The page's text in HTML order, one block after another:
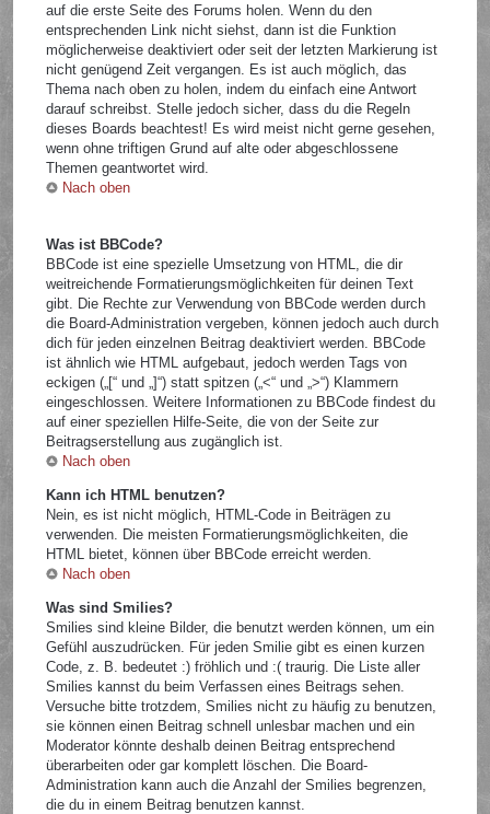
auf die erste Seite des Forums holen. Wenn du den
entsprechenden Link nicht siehst, dann ist die Funktion
möglicherweise deaktiviert oder seit der letzten Markierung ist
nicht genügend Zeit vergangen. Es ist auch möglich, das
Thema nach oben zu holen, indem du einfach eine Antwort
darauf schreibst. Stelle jedoch sicher, dass du die Regeln
dieses Boards beachtest! Es wird meist nicht gerne gesehen,
wenn ohne triftigen Grund auf alte oder abgeschlossene
Themen geantwortet wird.
Nach oben
Was ist BBCode?
BBCode ist eine spezielle Umsetzung von HTML, die dir
weitreichende Formatierungsmöglichkeiten für deinen Text
gibt. Die Rechte zur Verwendung von BBCode werden durch
die Board-Administration vergeben, können jedoch auch durch
dich für jeden einzelnen Beitrag deaktiviert werden. BBCode
ist ähnlich wie HTML aufgebaut, jedoch werden Tags von
eckigen („[“ und „]“) statt spitzen („<“ und „>“) Klammern
eingeschlossen. Weitere Informationen zu BBCode findest du
auf einer speziellen Hilfe-Seite, die von der Seite zur
Beitragserstellung aus zugänglich ist.
Nach oben
Kann ich HTML benutzen?
Nein, es ist nicht möglich, HTML-Code in Beiträgen zu
verwenden. Die meisten Formatierungsmöglichkeiten, die
HTML bietet, können über BBCode erreicht werden.
Nach oben
Was sind Smilies?
Smilies sind kleine Bilder, die benutzt werden können, um ein
Gefühl auszudrücken. Für jeden Smilie gibt es einen kurzen
Code, z. B. bedeutet :) fröhlich und :( traurig. Die Liste aller
Smilies kannst du beim Verfassen eines Beitrags sehen.
Versuche bitte trotzdem, Smilies nicht zu häufig zu benutzen,
sie können einen Beitrag schnell unlesbar machen und ein
Moderator könnte deshalb deinen Beitrag entsprechend
überarbeiten oder gar komplett löschen. Die Board-
Administration kann auch die Anzahl der Smilies begrenzen,
die du in einem Beitrag benutzen kannst.